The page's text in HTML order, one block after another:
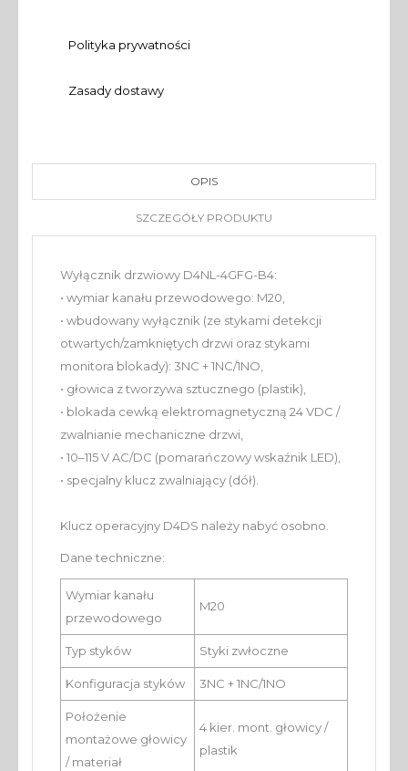
Polityka prywatności
Zasady dostawy
OPIS
SZCZEGÓŁY PRODUKTU
Wyłącznik drzwiowy D4NL-4GFG-B4:
• wymiar kanału przewodowego: M20,
• wbudowany wyłącznik (ze stykami detekcji
otwartych/zamkniętych drzwi oraz stykami
monitora blokady): 3NC + 1NC/1NO,
• głowica z tworzywa sztucznego (plastik),
• blokada cewką elektromagnetyczną 24 VDC /
zwalnianie mechaniczne drzwi,
• 10–115 V AC/DC (pomarańczowy wskaźnik LED),
• specjalny klucz zwalniający (dół).
Klucz operacyjny D4DS należy nabyć osobno.
Dane techniczne:
Wymiar kanału
przewodowego
M20
Typ styków Styki zwłoczne
Konfiguracja styków 3NC + 1NC/1NO
Położenie
montażowe głowicy
/ materiał
4 kier. mont. głowicy /
plastik